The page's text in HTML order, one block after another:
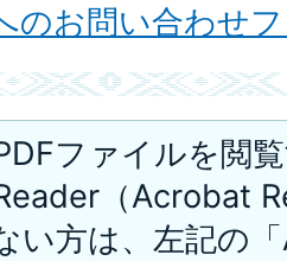
のお問い合わせ
ファイルを閲
（Acrobat
い方は、左記の